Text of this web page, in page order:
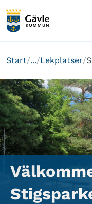
Start ... Lekplatser